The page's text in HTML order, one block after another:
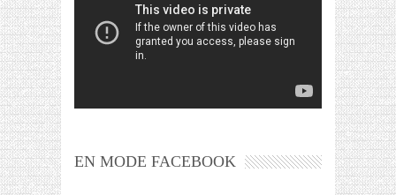
EN MODE FACEBOOK